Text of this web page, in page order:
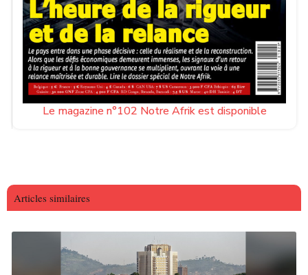
Le magazine n°102 Notre Afrik est disponible
Articles similaires